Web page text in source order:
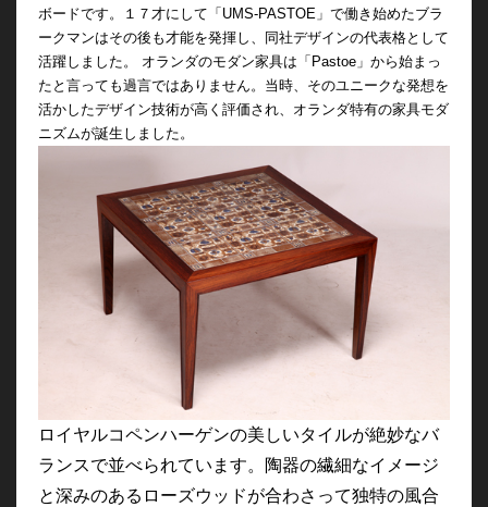
ボードです。
１７才にして「UMS-PASTOE」で働き始めたブラ
ークマンはその後も才能を発揮し、同社デザインの代表格として
活躍しました。 オランダのモダン家具は「Pastoe」から始まっ
たと言っても過言ではありません。当時、そのユニークな発想を
活かしたデザイン技術が高く評価され、オランダ特有の家具モダ
ニズムが誕生しました。
ロイヤルコペンハーゲンの美しいタイルが絶妙なバ
ランスで並べられています。陶器の繊細なイメージ
と深みのあるローズウッドが合わさって独特の風合